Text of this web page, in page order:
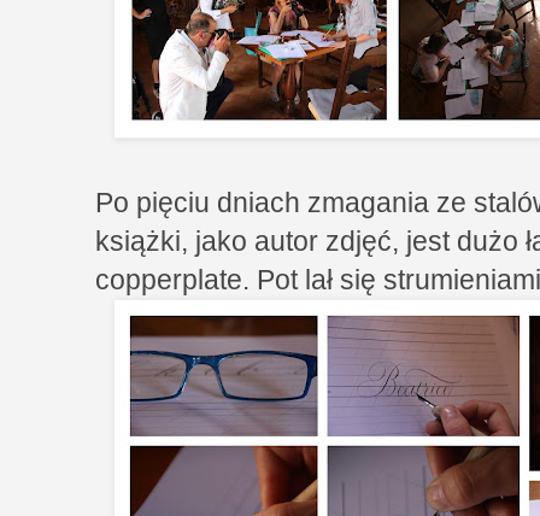
Po pięciu dniach zmagania ze
książki, jako autor zdjęć, jest dużo
copperplate. Pot lał się